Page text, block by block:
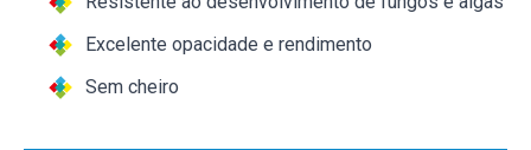
Excelente opacidade e rendimento
Sem cheiro